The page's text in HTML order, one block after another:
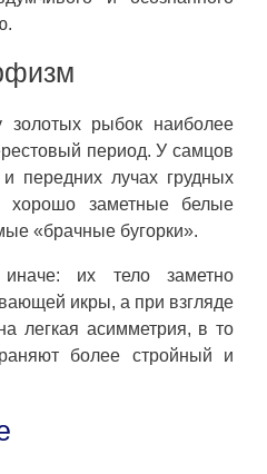
рыбок наиболее
период. У самцов
передних лучах грудных
хорошо заметные белые
«брачные бугорки».
их тело заметно
икры, а при взгляде
легкая асимметрия, в то
более стройный и